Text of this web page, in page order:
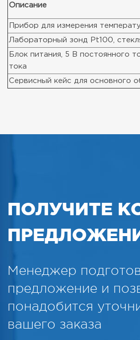
Описание
Прибор для измерения
Лабораторный зонд Pt100,
Блок питания, 5 В постоянного
тока
Сервисный кейс для основного
ПОЛУЧИТЕ
Менеджер
предложение и
понадобится
вашего заказа